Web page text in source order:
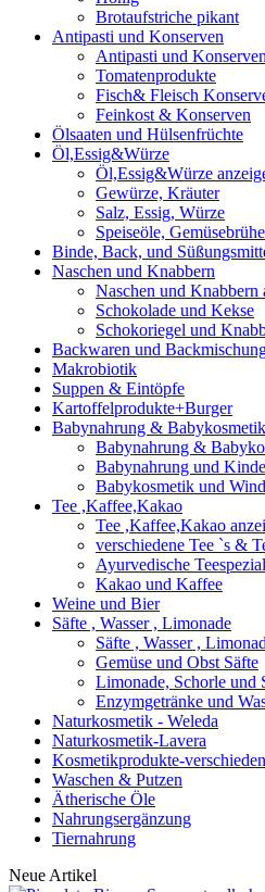
Brotaufstriche pikant
Antipasti und Konserven
Antipasti und
Tomatenprodukte
Fisch& Fleisch
Feinkost & Konserven
Ölsaaten und Hülsenfrüchte
Öl,Essig&Würze
Öl,Essig&Würze
Gewürze, Kräuter
Salz, Essig, Würze
Speiseöle,
Binde, Back, und
Naschen und Knabbern
Naschen und Knabbern
Schokolade und Kekse
Schokoriegel und
Backwaren und
Makrobiotik
Suppen & Eintöpfe
Kartoffelprodukte+Burger
Babynahrung & Babykosmetik
Babynahrung &
Babynahrung und
Babykosmetik und
Tee ,Kaffee,Kakao
Tee ,Kaffee,Kakao
verschiedene Tee `s &
Ayurvedische
Kakao und Kaffee
Weine und Bier
Säfte , Wasser , Limonade
Säfte , Wasser ,
Gemüse und Obst Säfte
Limonade, Schorle und
Enzymgetränke und
Naturkosmetik - Weleda
Naturkosmetik-Lavera
Kosmetikprodukte-
Waschen & Putzen
Ätherische Öle
Nahrungsergänzung
Tiernahrung
Neue Artikel